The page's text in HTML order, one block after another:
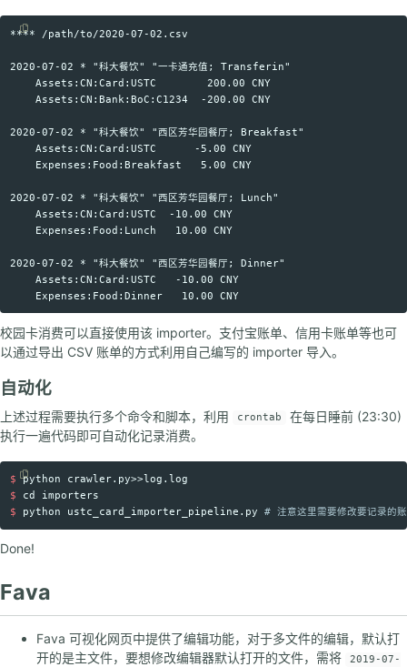
Copy code
**** /path/to/2020-07-02.csv
2020-07-02 * "科大餐饮" "一卡通充值; Transferin"
    Assets:CN:Card:USTC        200.00 CNY
    Assets:CN:Bank:BoC:C1234  -200.00 CNY
2020-07-02 * "科大餐饮" "西区芳华园餐厅; Breakfast"
    Assets:CN:Card:USTC      -5.00 CNY
    Expenses:Food:Breakfast   5.00 CNY
2020-07-02 * "科大餐饮" "西区芳华园餐厅; Lunch"
    Assets:CN:Card:USTC  -10.00 CNY
    Expenses:Food:Lunch   10.00 CNY
2020-07-02 * "科大餐饮" "西区芳华园餐厅; Dinner"
    Assets:CN:Card:USTC   -10.00 CNY
    Expenses:Food:Dinner   10.00 CNY
校园卡消费可以直接使用该 importer。支付宝账单、信用卡账单等也可
以通过导出 CSV 账单的方式利用自己编写的 importer 导入。
自动化
上述过程需要执行多个命令和脚本，利用 crontab
在每日睡前 (23:30)
执行一遍代码即可自动化记录消费。
Copy code
$
$
cd
$
python ustc_card_importer_pipeline.py # 注意这里需要修改要记录的
Done!
Fava
Fava 可视化网页中提供了编辑功能，对于多文件的编辑，默认打
开的是主文件，要想修改编辑器默认打开的文件，需将
2019-07-